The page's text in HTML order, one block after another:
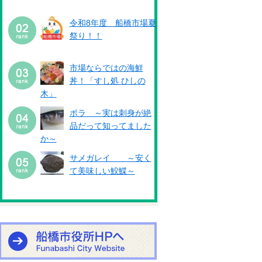
令和8年度 船橋市場夏
祭り！！
市場ならではの海鮮
丼！「すし処 ひしの
木」
ボラ ～実は刺身が絶
品だって知ってました
か～
サメガレイ ～安く
て美味しい鮫鰈～